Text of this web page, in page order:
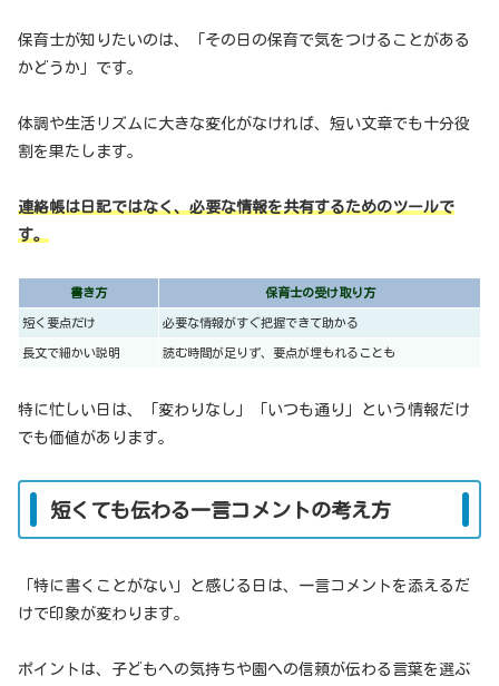
保育士が知りたいのは、「その日の保育で気をつけることがある
かどうか」です。
体調や生活リズムに大きな変化がなければ、短い文章でも十分役
割を果たします。
連絡帳は日記ではなく、必要な情報を共有するためのツールで
す。
書き方 保育士の受け取り方
短く要点だけ 必要な情報がすぐ把握できて助かる
長文で細かい説明 読む時間が足りず、要点が埋もれることも
特に忙しい日は、「変わりなし」「いつも通り」という情報だけ
でも価値があります。
短くても伝わる一言コメントの考え方
「特に書くことがない」と感じる日は、一言コメントを添えるだ
けで印象が変わります。
ポイントは、子どもへの気持ちや園への信頼が伝わる言葉を選ぶ